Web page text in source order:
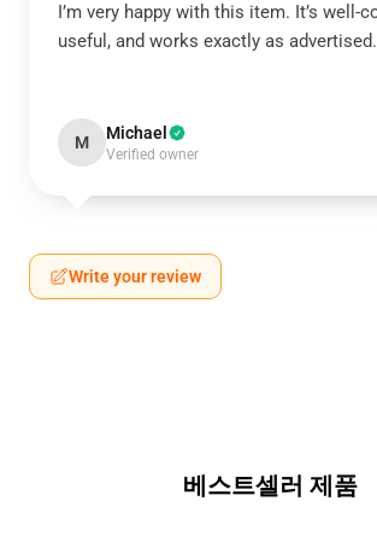
I’m very happy with this item. It’s well-
useful, and works exactly as advertised.
M Michael
Verified owner
Write your review
베스트셀러 제품